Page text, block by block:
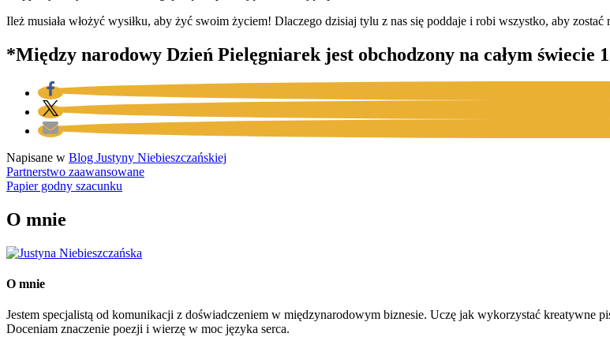
Ileż musiała włożyć wysiłku, aby żyć swoim życiem! Dlaczego dzisiaj tylu z nas się poddaje i robi wszystko, aby
*Między narodowy Dzień Pielęgniarek jest obchodzony na całym
Napisane w Blog Justyny Niebieszczańskiej
Nawigacja
wpisu
Partnerstwo zaawansowane
Papier godny szacunku
O mnie
O mnie
Jestem specjalistą od komunikacji z doświadczeniem w międzynarodowym biznesie. Uczę jak wykorzystać
Doceniam znaczenie poezji i wierzę w moc języka serca.